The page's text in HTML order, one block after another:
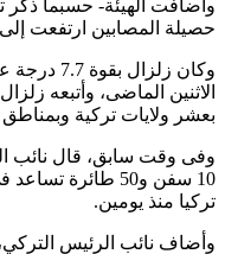
وأضافت الهيئة- حسبما ذكر
حصيلة المصابين ارتفعت إلى 62 ألفا و914 شخصا.
وكان
بعشر ولايات تركية
وفى وقت سابق، قال نائب
10 سفن و50
تركيا منذ يومين.
وأضاف نائب الرئيس